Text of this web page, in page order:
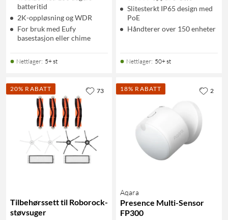
batteritid
2K-oppløsning og WDR
For bruk med Eufy
basestasjon eller chime
Nettlager: 5+ st
Slitesterkt IP65 design med
PoE
Håndterer over 150 enheter
Nettlager: 50+ st
20% RABATT
Tilbehørssett til Roborock-
støvsuger
73 18% RABATT
Aqara
Presence Multi-Sensor
FP300
2